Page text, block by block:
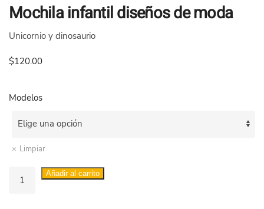
Mochila infantil diseños de moda
Unicornio y dinosaurio
$120.00
Modelos
Limpiar
infantil
Añadir al carrito